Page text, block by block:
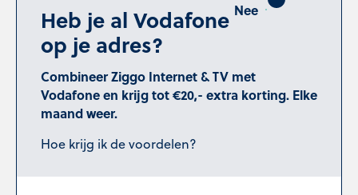
Heb je al Vodafone
op je adres?
Combineer Ziggo Internet & TV met
Vodafone en krijg tot €20,- extra korting. Elke
maand weer.
Hoe krijg ik de voordelen?